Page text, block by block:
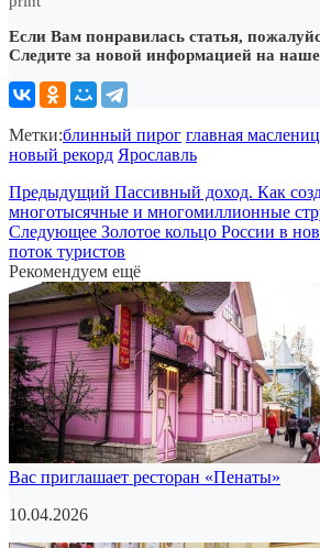
Если Вам понравилась статья,
Следите за новой информацией на
Метки:блинный пирог главная
новый рекорд Ярославль
Предыдущий Пассивный доход. Как
многотысячные и многомиллионные
Следующее Золотое кольцо России в
поток туристов
Рекомендуем ещё
Вас приглашает ресторан «Пенаты»
10.04.2026